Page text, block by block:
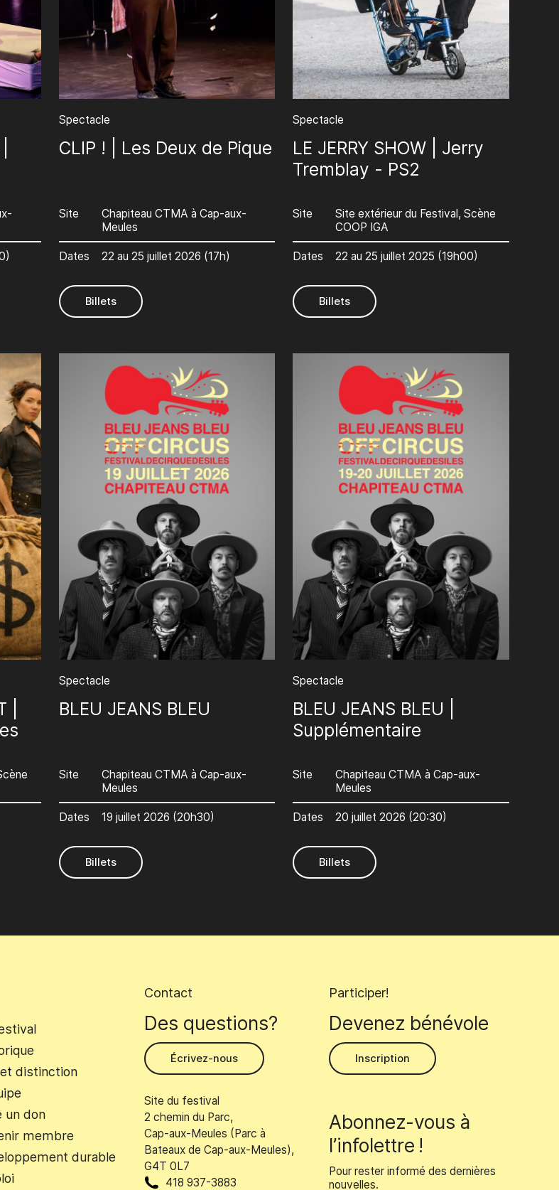
Spectacle
CLIP ! | Les Deux de Pique
Site
Chapiteau CTMA à Cap-aux-
Meules
Dates 22 au 25 juillet 2026 (17h)
Billets
Spectacle
LE JERRY SHOW | Jerry
Tremblay - PS2
Site
Site extérieur du Festival, Scène
COOP IGA
Dates 22 au 25 juillet 2025 (19h00)
Billets
Spectacle
BLEU JEANS BLEU
Site
Chapiteau CTMA à Cap-aux-
Meules
Dates 19 juillet 2026 (20h30)
Billets
Spectacle
BLEU JEANS BLEU |
Supplémentaire
Site
Chapiteau CTMA à Cap-aux-
Meules
Dates 20 juillet 2026 (20:30)
Billets
distinction
un don
membre
durable
Contact
Des questions?
Écrivez-nous
Site du festival
2 chemin du Parc,
Cap-aux-Meules (Parc à
Bateaux de Cap-aux-Meules),
G4T 0L7
418 937-3883
Participer!
Devenez bénévole
Inscription
Abonnez-vous à
l’infolettre !
Pour rester informé des dernières
nouvelles.